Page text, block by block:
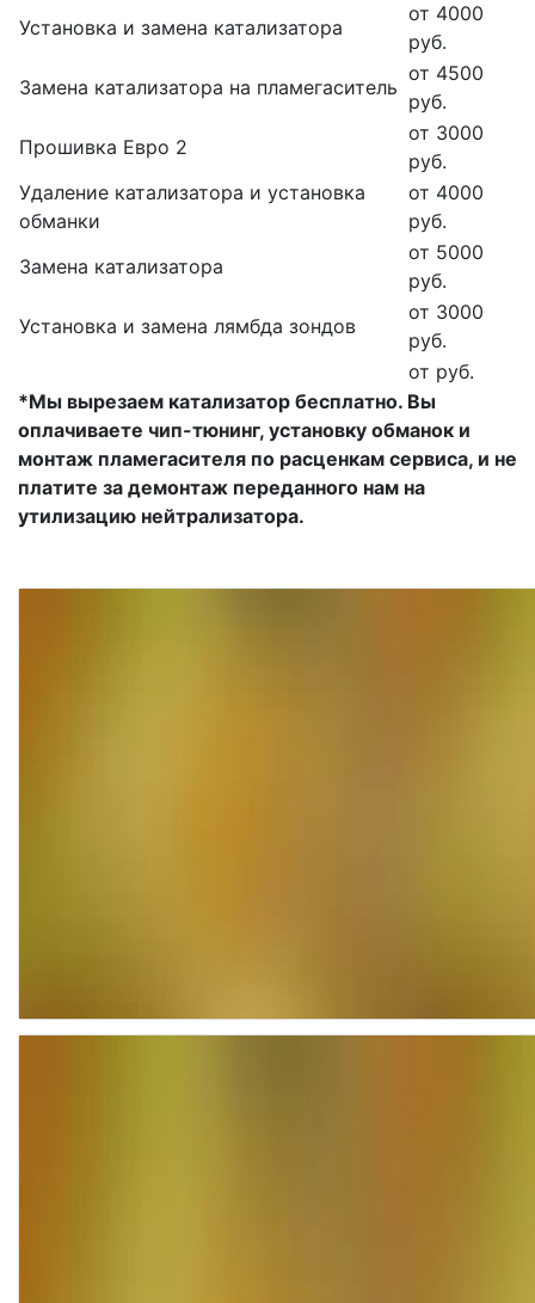
Установка и замена катализатора
от 4000
руб.
Замена катализатора на пламегаситель
от 4500
руб.
Прошивка Евро 2
от 3000
руб.
Удаление катализатора и установка
обманки
от 4000
руб.
Замена катализатора
от 5000
руб.
Установка и замена лямбда зондов
от 3000
руб.
от руб.
*Мы вырезаем катализатор бесплатно. Вы
оплачиваете чип-тюнинг, установку обманок и
монтаж пламегасителя по расценкам сервиса, и не
платите за демонтаж переданного нам на
утилизацию нейтрализатора.